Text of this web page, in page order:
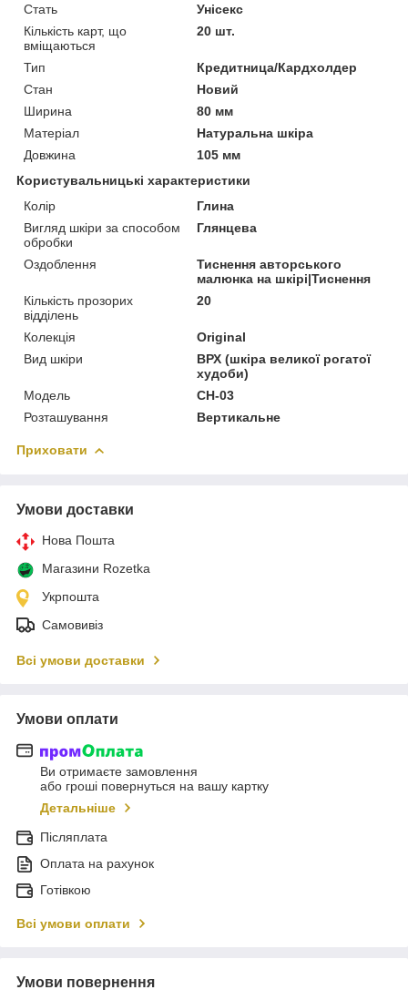
Стать
Унісекс
Кількість карт, що
вміщаються
20 шт.
Тип
Кредитница/Кардхолдер
Стан
Новий
Ширина
80 мм
Матеріал
Натуральна шкіра
Довжина
105 мм
Користувальницькі характеристики
Колір
Глина
Вигляд шкіри за способом
обробки
Глянцева
Оздоблення
Тиснення авторського
малюнка на шкірі|Тиснення
Кількість прозорих
відділень
20
Колекція
Original
Вид шкіри
ВРХ (шкіра великої рогатої
худоби)
Модель
CH-03
Розташування
Вертикальне
Приховати
Умови доставки
Нова Пошта
Магазини Rozetka
Укрпошта
Самовивіз
Всі умови доставки
Умови оплати
Ви отримаєте замовлення
або гроші повернуться на вашу картку
Детальніше
Післяплата
Оплата на рахунок
Готівкою
Всі умови оплати
Умови повернення